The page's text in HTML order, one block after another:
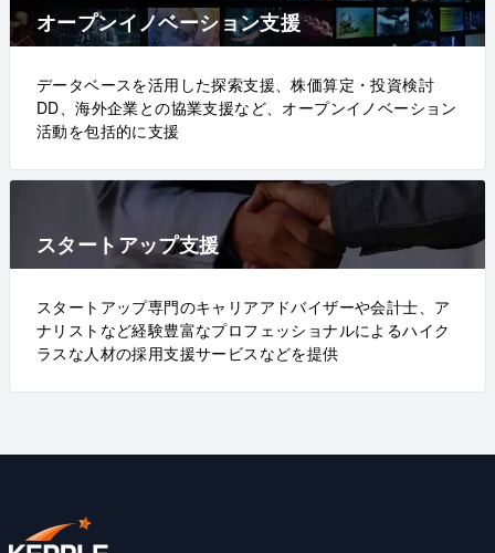
オープンイノベーション支援
データベースを活用した探索支援、株価算定・投資検討
DD、海外企業との協業支援など、オープンイノベーション
活動を包括的に支援
スタートアップ支援
スタートアップ専門のキャリアアドバイザーや会計士、ア
ナリストなど経験豊富なプロフェッショナルによるハイク
ラスな人材の採用支援サービスなどを提供